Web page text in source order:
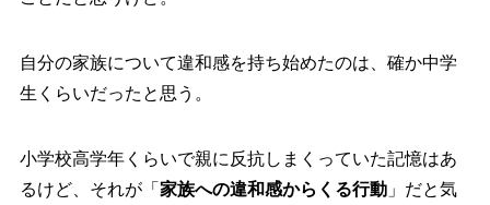
自分の家族について違和感を持ち始めたのは、確か中学
生くらいだったと思う。
小学校高学年くらいで親に反抗しまくっていた記憶はあ
るけど、それが「 家族への違和感からくる行動」だと気